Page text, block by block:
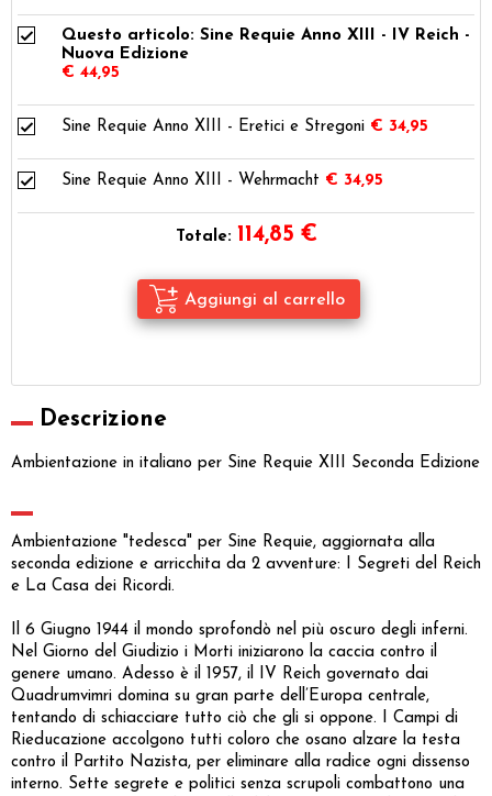
Questo articolo: Sine Requie Anno XIII - IV Reich -
Nuova Edizione
€ 44,95
Sine Requie Anno XIII - Eretici e Stregoni € 34,95
Sine Requie Anno XIII - Wehrmacht € 34,95
Totale: 114,85 €
Descrizione
Ambientazione in italiano per Sine Requie XIII Seconda Edizione
Ambientazione "tedesca" per Sine Requie, aggiornata alla
seconda edizione e arricchita da 2 avventure: I Segreti del Reich
e La Casa dei Ricordi.
Il 6 Giugno 1944 il mondo sprofondò nel più oscuro degli inferni.
Nel Giorno del Giudizio i Morti iniziarono la caccia contro il
genere umano. Adesso è il 1957, il IV Reich governato dai
Quadrumvimri domina su gran parte dell’Europa centrale,
tentando di schiacciare tutto ciò che gli si oppone. I Campi di
Rieducazione accolgono tutti coloro che osano alzare la testa
contro il Partito Nazista, per eliminare alla radice ogni dissenso
interno. Sette segrete e politici senza scrupoli combattono una